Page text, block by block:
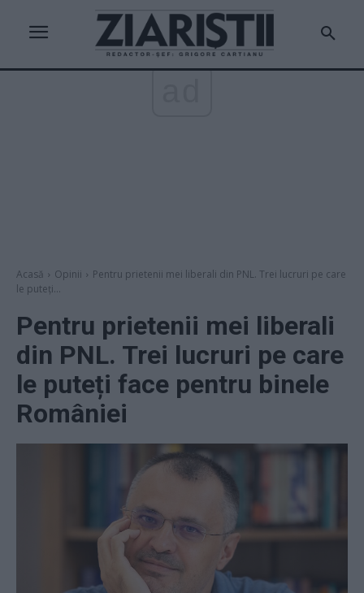
Acasă Opinii
Pentru prietenii mei liberali din PNL. Trei lucruri pe care
le puteți...
Pentru prietenii mei liberali
din PNL. Trei lucruri pe care
le puteți face pentru binele
României